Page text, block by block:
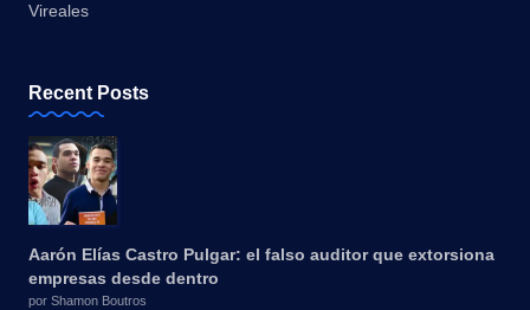
Vireales
Recent Posts
Aarón Elías Castro Pulgar: el falso auditor que extorsiona
empresas desde dentro
por Shamon Boutros